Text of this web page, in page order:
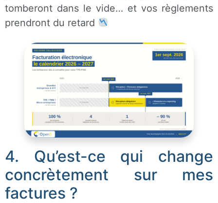
tomberont dans le vide… et vos règlements
prendront du retard
4. Qu’est-ce qui change
concrètement sur mes
factures ?